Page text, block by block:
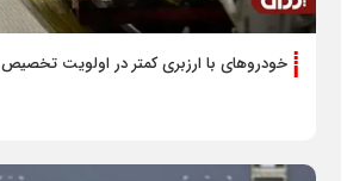
خودرو‌های با ارزبری کمتر در اولویت تخصیص